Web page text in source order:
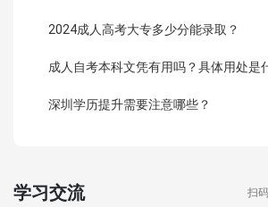
2024成人高考大专多少分能录取？
成人自考本科文凭有用吗？具体用处是
深圳学历提升需要注意哪些？
学习交流 扫